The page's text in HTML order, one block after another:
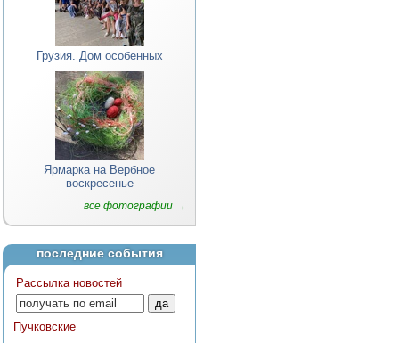
Грузия. Дом особенных
Ярмарка на Вербное
воскресенье
все фотографии →
последние события
Рассылка новостей
Пучковские